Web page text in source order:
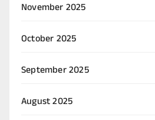
November 2025
October 2025
September 2025
August 2025